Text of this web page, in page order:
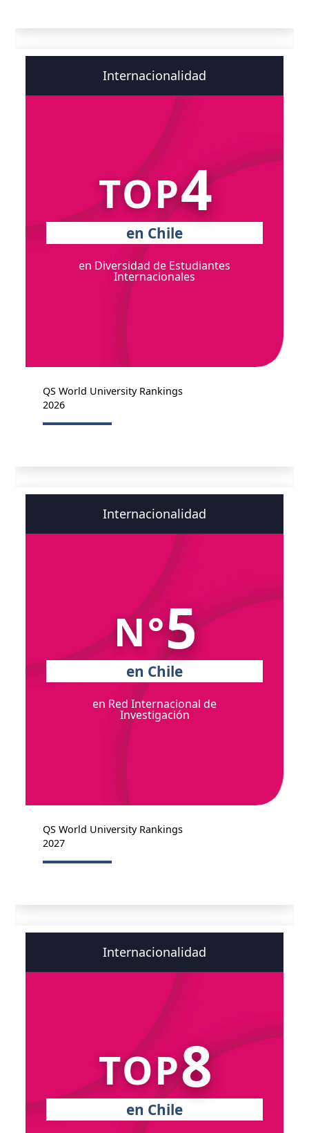
Internacionalidad
TOP4
en Chile
en Diversidad de Estudiantes
Internacionales
QS World University Rankings
2026
Internacionalidad
N°5
en Chile
en Red Internacional de
Investigación
QS World University Rankings
2027
Internacionalidad
TOP8
en Chile